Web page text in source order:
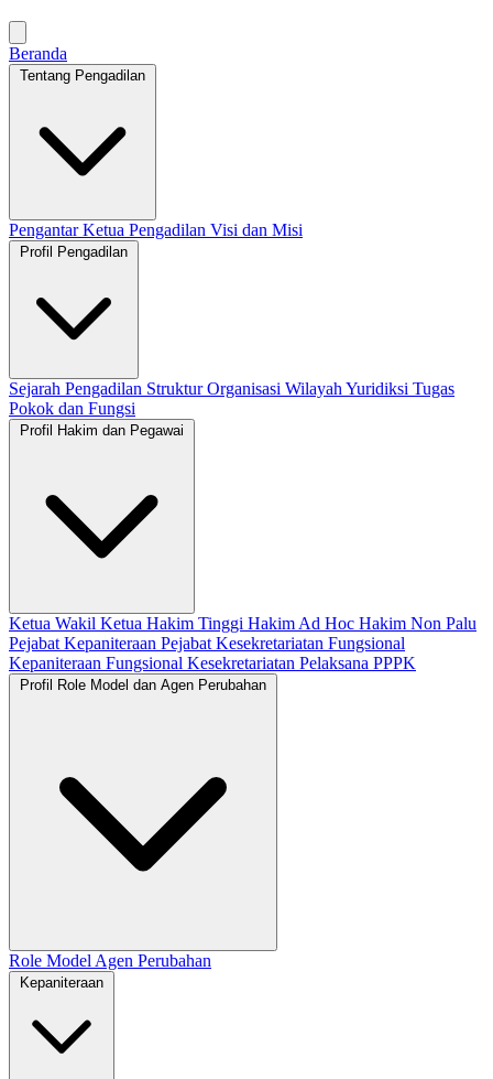
Beranda
Tentang Pengadilan
Pengantar Ketua Pengadilan Visi dan Misi
Profil Pengadilan
Sejarah Pengadilan Struktur Organisasi Wilayah Yuridiksi Tugas
Pokok dan Fungsi
Profil Hakim dan Pegawai
Ketua Wakil Ketua Hakim Tinggi Hakim Ad Hoc Hakim Non Palu
Pejabat Kepaniteraan Pejabat Kesekretariatan Fungsional
Kepaniteraan Fungsional Kesekretariatan Pelaksana PPPK
Profil Role Model dan Agen Perubahan
Role Model Agen Perubahan
Kepaniteraan